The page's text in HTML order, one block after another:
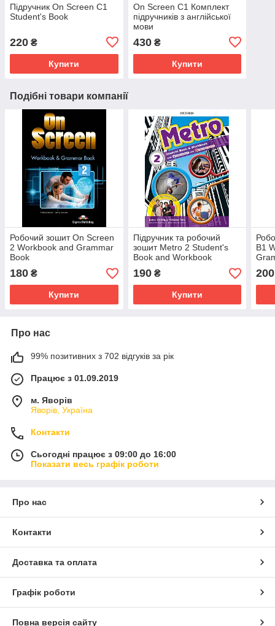
Підручник On Screen C1
Student's Book
220 ₴
Купити
On Screen C1 Комплект
підручників з англійської
мови
430₴
Купити
Подібні товари компанії
Робочий зошит On Screen
2 Workbook and Grammar
Book
180 ₴
Купити
Підручник та робочий
зошит Metro 2 Student's
Book and Workbook
190₴
Купити
B1
200
Про нас
99% позитивних з 702 відгуків за рік
Працює з 01.09.2019
м. Яворів
Яворів, Україна
Контакти
Сьогодні працює з 09:00 до 16:00
Показати весь графік роботи
Про нас
Контакти
Доставка та оплата
Графік роботи
Повна версія сайту